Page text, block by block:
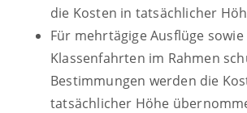
die Kosten in tatsächlicher
Für mehrtägige Ausflüge
Klassenfahrten im Rahmen
Bestimmungen werden die
tatsächlicher Höhe